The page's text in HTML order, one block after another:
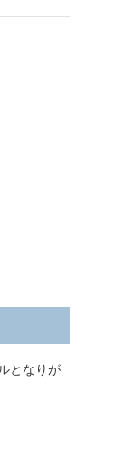
となりが